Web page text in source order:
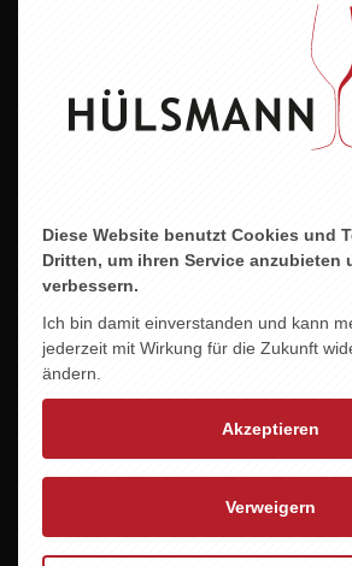
Kalender: „Dinner for Wine“ –
„Dinner for One“ in köstlicher
Wenn Ms. Sophie (gespielt von
ihren Ehrentag feiert und Butler
leibliche Wohl sorgt, dürfen
genießen – Gang für Gang, Glas
Datum 15.01.2027
Hülsmann Wein |
Esterfelder Stiege 119
Indoor-Veranstaltung
Diese Website benutzt Cookies und
Dritten, um ihren Service anzubieten
verbessern.
Ich bin damit einverstanden und kann
jederzeit mit Wirkung für die Zukunft
ändern.
Akzeptieren
Verweigern